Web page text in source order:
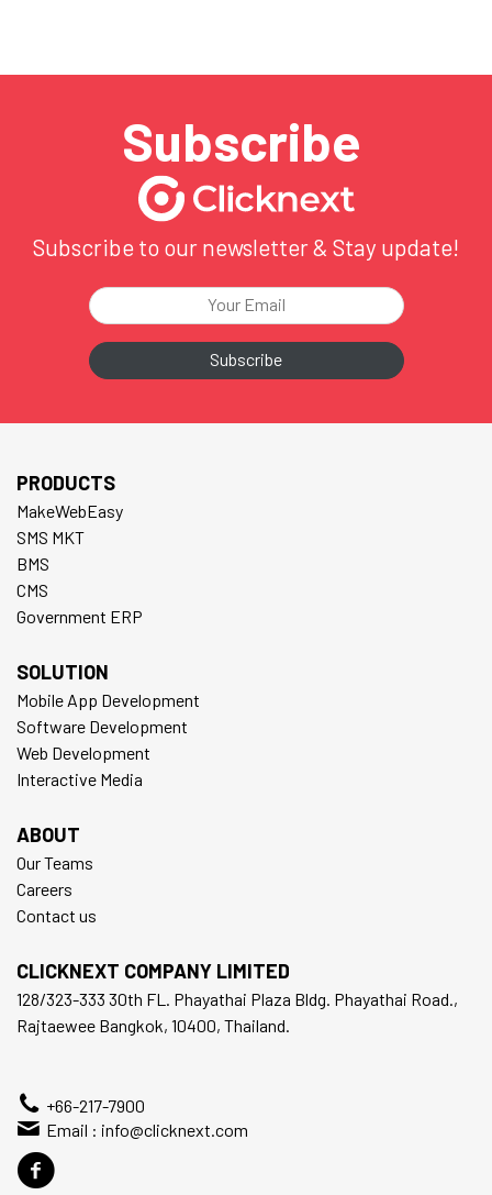
Subscribe
Subscribe to our newsletter & Stay update!
PRODUCTS
MakeWebEasy
SMS MKT
BMS
CMS
Government ERP
SOLUTION
Mobile App Development
Software Development
Web Development
Interactive Media
ABOUT
Our Teams
Careers
Contact us
CLICKNEXT COMPANY LIMITED
128/323-333 30th FL. Phayathai Plaza Bldg. Phayathai Road.,
Rajtaewee Bangkok, 10400, Thailand.
+66-217-7900
Email : info@clicknext.com